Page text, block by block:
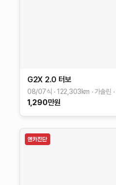
G2X 2.0 터보
08/07식 122,303km 가솔린
1,290만원